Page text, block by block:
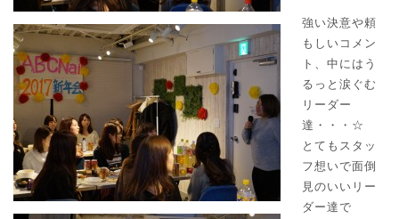
強い決意や頼
もしいコメン
ト、中にはう
るっと涙ぐむ
リーダー
達・・・☆
とてもスタッ
フ想いで面倒
見のいいリー
ダー達で